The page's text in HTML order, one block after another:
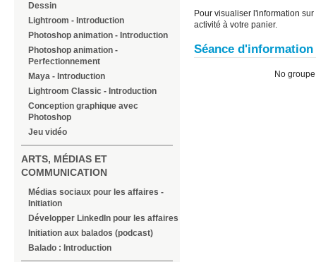
Dessin
Lightroom - Introduction
Photoshop animation - Introduction
Photoshop animation -
Perfectionnement
Maya - Introduction
Lightroom Classic - Introduction
Conception graphique avec
Photoshop
Jeu vidéo
ARTS, MÉDIAS ET
COMMUNICATION
Médias sociaux pour les affaires -
Initiation
Développer LinkedIn pour les affaires
Initiation aux balados (podcast)
Balado : Introduction
Pour visualiser l'information
activité à votre panier.
Séance
No